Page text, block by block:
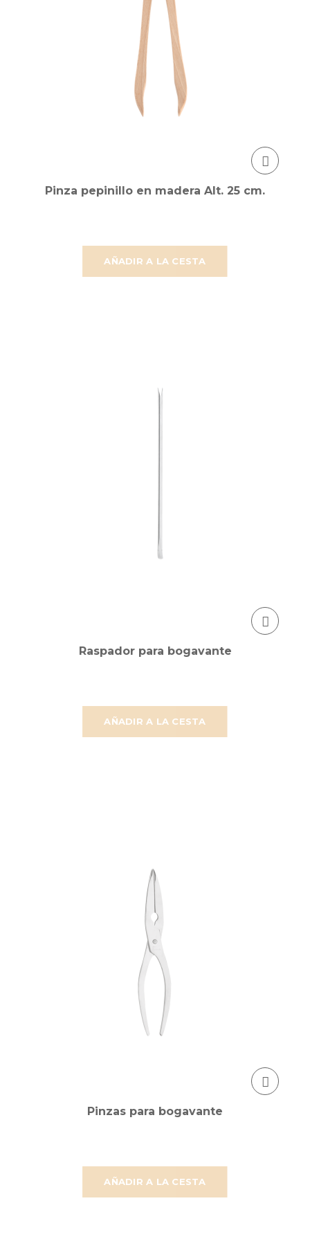
AÑADIR A LA CESTA
Pinza pepinillo en madera Alt. 25 cm.
AÑADIR A LA CESTA
Raspador para bogavante
AÑADIR A LA CESTA
Pinzas para bogavante